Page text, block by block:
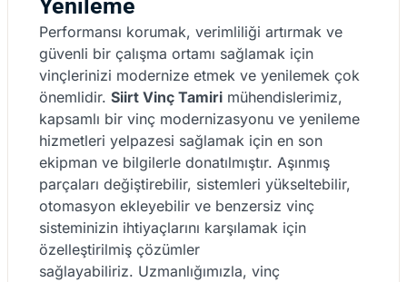
Yenileme
Performansı korumak, verimliliği artırmak ve
güvenli bir çalışma ortamı sağlamak için
vinçlerinizi modernize etmek ve yenilemek çok
önemlidir. Siirt Vinç Tamiri mühendislerimiz,
kapsamlı bir vinç modernizasyonu ve yenileme
hizmetleri yelpazesi sağlamak için en son
ekipman ve bilgilerle donatılmıştır. Aşınmış
parçaları değiştirebilir, sistemleri yükseltebilir,
otomasyon ekleyebilir ve benzersiz vinç
sisteminizin ihtiyaçlarını karşılamak için
özelleştirilmiş çözümler
sağlayabiliriz. Uzmanlığımızla, vinç